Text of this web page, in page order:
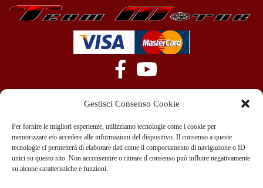
Gestisci Consenso Cookie
Per fornire le migliori esperienze, utilizziamo tecnologie come i cookie per
memorizzare e/o accedere alle informazioni del dispositivo. Il consenso a queste
tecnologie ci permetterà di elaborare dati come il comportamento di navigazione o ID
unici su questo sito. Non acconsentire o ritirare il consenso può influire negativamente
su alcune caratteristiche e funzioni.
+39 351 970 89 33
info@teammotor.it